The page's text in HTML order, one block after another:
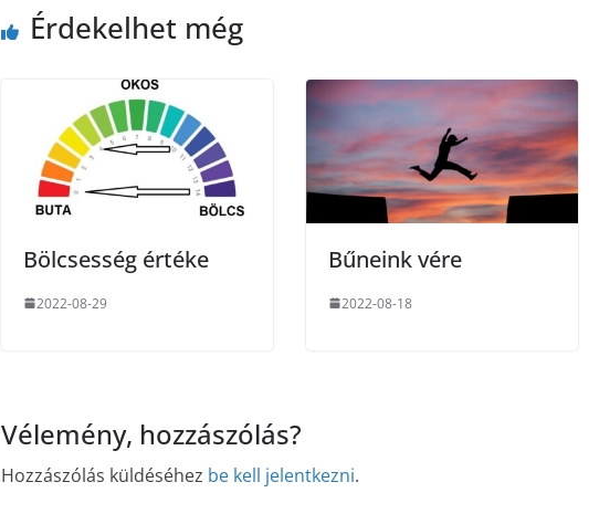
Érdekelhet még
Bölcsesség értéke
2022-08-29
Bűneink vére
2022-08-18
Vélemény, hozzászólás?
Hozzászólás küldéséhez be kell jelentkezni.